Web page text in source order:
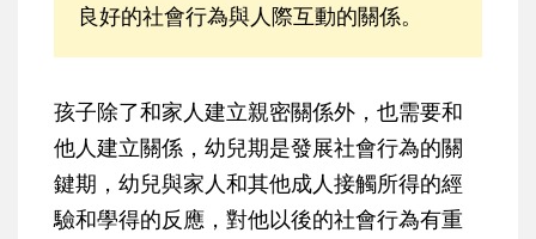
良好的社會行為與人際互動的關係。
孩子除了和家人建立親密關係外，也需要和
他人建立關係，幼兒期是發展社會行為的關
鍵期，幼兒與家人和其他成人接觸所得的經
驗和學得的反應，對他以後的社會行為有重